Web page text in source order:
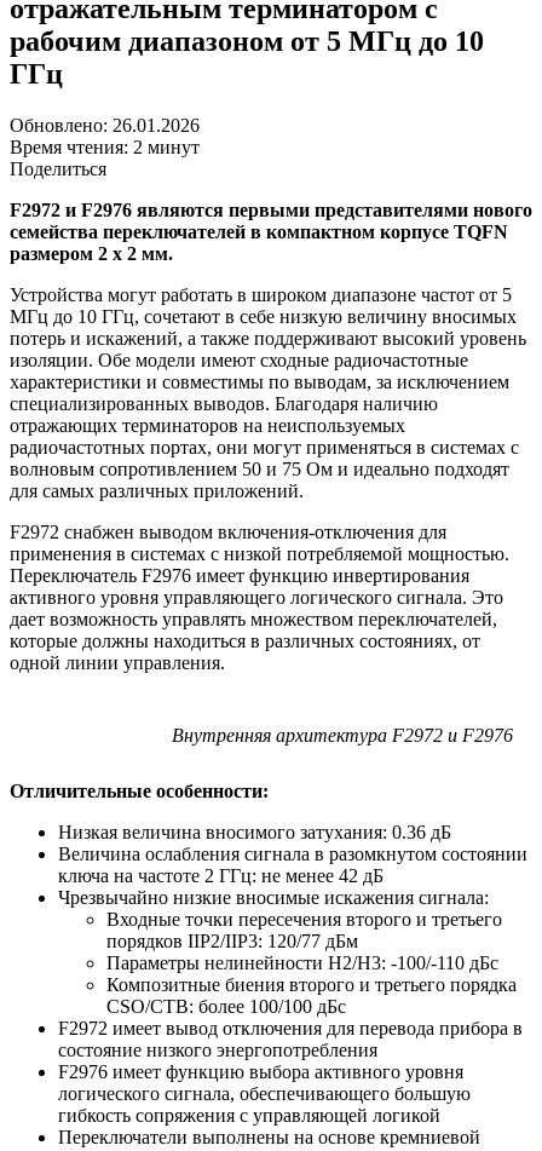
отражательным терминатором с
рабочим диапазоном от 5 МГц до 10
ГГц
Обновлено: 26.01.2026
Время чтения: 2 минут
Поделиться
F2972 и F2976 являются первыми представителями нового
семейства переключателей в компактном корпусе TQFN
размером 2 x 2 мм.
Устройства могут работать в широком диапазоне частот от 5
МГц до 10 ГГц, сочетают в себе низкую величину вносимых
потерь и искажений, а также поддерживают высокий уровень
изоляции. Обе модели имеют сходные радиочастотные
характеристики и совместимы по выводам, за исключением
специализированных выводов. Благодаря наличию
отражающих терминаторов на неиспользуемых
радиочастотных портах, они могут применяться в системах с
волновым сопротивлением 50 и 75 Ом и идеально подходят
для самых различных приложений.
F2972 снабжен выводом включения-отключения для
применения в системах с низкой потребляемой мощностью.
Переключатель F2976 имеет функцию инвертирования
активного уровня управляющего логического сигнала. Это
дает возможность управлять множеством переключателей,
которые должны находиться в различных состояниях, от
одной линии управления.
Внутренняя архитектура F2972 и F2976
Отличительные особенности:
Низкая величина вносимого затухания: 0.36 дБ
Величина ослабления сигнала в разомкнутом состоянии
ключа на частоте 2 ГГц: не менее 42 дБ
Чрезвычайно низкие вносимые искажения сигнала:
Входные точки пересечения второго и третьего
порядков IIP2/IIP3: 120/77 дБм
Параметры нелинейности H2/H3: -100/-110 дБс
Композитные биения второго и третьего порядка
CSO/CTB: более 100/100 дБс
F2972 имеет вывод отключения для перевода прибора в
состояние низкого энергопотребления
F2976 имеет функцию выбора активного уровня
логического сигнала, обеспечивающего большую
гибкость сопряжения с управляющей логикой
Переключатели выполнены на основе кремниевой